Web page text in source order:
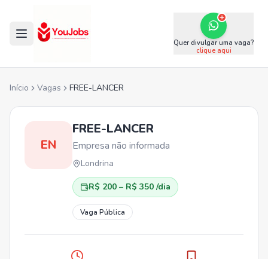
Quer divulgar uma vaga?
clique aqui
Início Vagas FREE-LANCER
EN
FREE-LANCER
Empresa não informada
Londrina
R$ 200 – R$ 350 /dia
Vaga Pública